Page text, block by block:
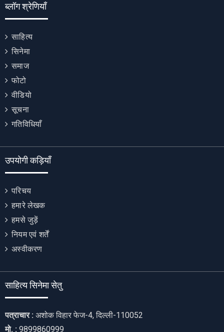
ब्लॉग श्रेणियाँ
साहित्य
सिनेमा
समाज
फोटो
वीडियो
सूचना
गतिविधियाँ
उपयोगी कड़ियाँ
परिचय
हमारे लेखक
हमसे जुड़ें
नियम एवं शर्तें
अस्वीकरण
साहित्य सिनेमा सेतु
पत्राचार : अशोक विहार फेज-4, दिल्ली-110052
मो. : 9899860999